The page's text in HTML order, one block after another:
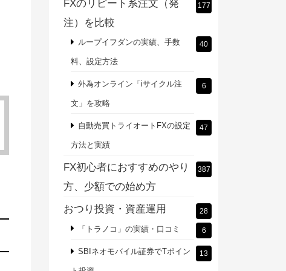
FXのリピート系注文（発
注）を比較
177
ループイフダンの実績、手数
料、設定方法
40
外為オンライン「iサイクル注
文」を攻略
6
自動売買トライオートFXの設定
方法と実績
47
FX初心者におすすめのやり
方、少額での始め方
387
おつり投資・資産運用 28
「トラノコ」の実績・口コミ 6
SBIネオモバイル証券でTポイン 13